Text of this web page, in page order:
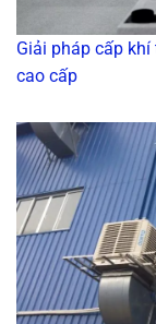
Giải pháp cấp
cao cấp